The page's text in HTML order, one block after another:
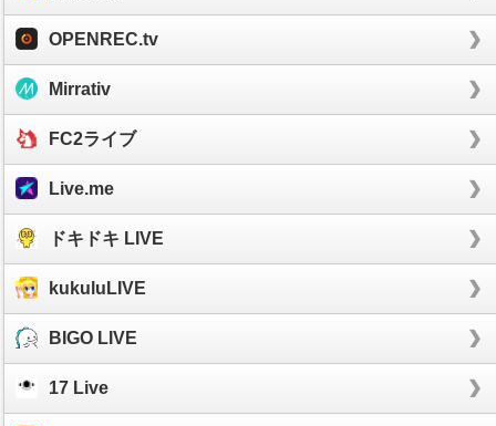
OPENREC.tv
Mirrativ
FC2ライブ
Live.me
ドキドキ LIVE
kukuluLIVE
BIGO LIVE
17 Live